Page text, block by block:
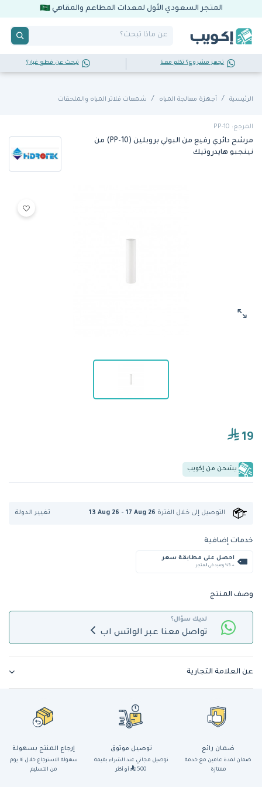
المتجر السعودي الأول لمعدات المطاعم والمقاهي
تجهز مشروع؟ تكلم معنا تبحث عن قطع غيار؟
الرئيسية أجهزة معالجة المياه شمعات فلاتر المياه والملحقات
المرجع: PP-10
مرشح دائري رفيع من البولي بروبلين (PP-10) من
نينجبو هايدروتيك
19
يشحن من إكويب
التوصيل إلى خلال الفترة 13 Aug 26 - 17 Aug 26 تغيير الدولة
خدمات إضافية
احصل على مطابقة سعر
+ %5 رصيد في المتجر
وصف المنتج
لديك سؤال؟
تواصل معنا عبر الواتس اب
عن العلامة التجارية
ضمان رائع
ضمان لمدة عامين مع خدمة
ممتازة
توصيل موثوق
توصيل مجاني عند الشراء بقيمة
500
أو أكثر
إرجاع المنتج بسهولة
سهولة الاسترجاع خلال ١٤ يوم
من التسليم